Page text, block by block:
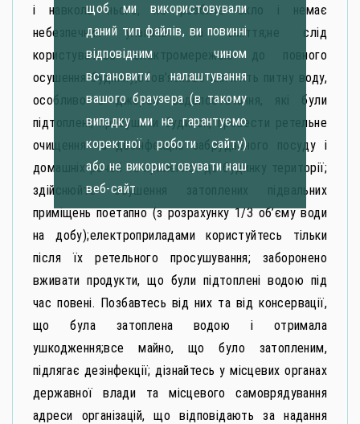
і навколо нього, не розбите скло і немає
небезпечних уламків та сміття;не слід
користуватись електромережею до повного
осушення будинку;обов’язково кип’ятіть питну воду,
особливо з джерел водопостачання, які були
підтоплені; просушити будинок, провести ретельне
очищення та дезінфекцію забрудненого посуду і
домашніх речей та прилеглої до будинку території;
здійснюйте осушення затоплених підвальних
приміщень поетапно (з розрахунку 1/3 об’єму води
на добу);електроприладами користуйтесь тільки
після їх ретельного просушування; заборонено
вживати продукти, що були підтоплені водою під
час повені. Позбавтесь від них та від консервації,
що була затоплена водою і отримала
ушкодження;все майно, що було затопленим,
підлягає дезінфекції; дізнайтесь у місцевих органах
державної влади та місцевого самоврядування
адреси організацій, що відповідають за надання
щоб ми використовували
даний тип файлів, ви повинні
відповідним чином
встановити налаштування
вашого браузера (в такому
випадку ми не гарантуємо
коректної роботи сайту)
або не використовувати наш
веб-сайт